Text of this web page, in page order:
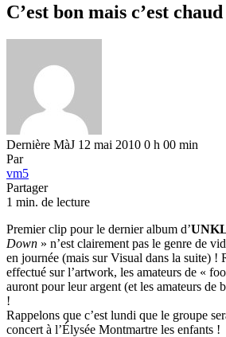
C’est bon mais c’est
Dernière MàJ 12 mai 2010 0 h 00 min
Par
vm5
Partager
1 min. de lecture
Premier clip pour le dernier album d’
Down » n’est clairement pas le genre de
en journée (mais sur Visual dans la suite) !
effectué sur l’artwork, les amateurs de «
auront pour leur argent (et les amateurs de
!
Rappelons que c’est lundi que le groupe
concert à l’Élysée Montmartre les enfants !